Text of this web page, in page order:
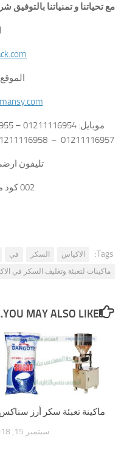
مع تحياتنا و تمنياتنا
01211116957 – 01211116958 – 01211116959 – 01211116962
تليفون ارضي
002 كود مصر قبل الرقم
Tags: الاكياس السكر في
ماكينات لتعبئة وتغليف السكر في
YOU MAY ALSO LIKE...
ماكينة تعبئة سكر أرز سناكس
سبتمبر 15, 2018